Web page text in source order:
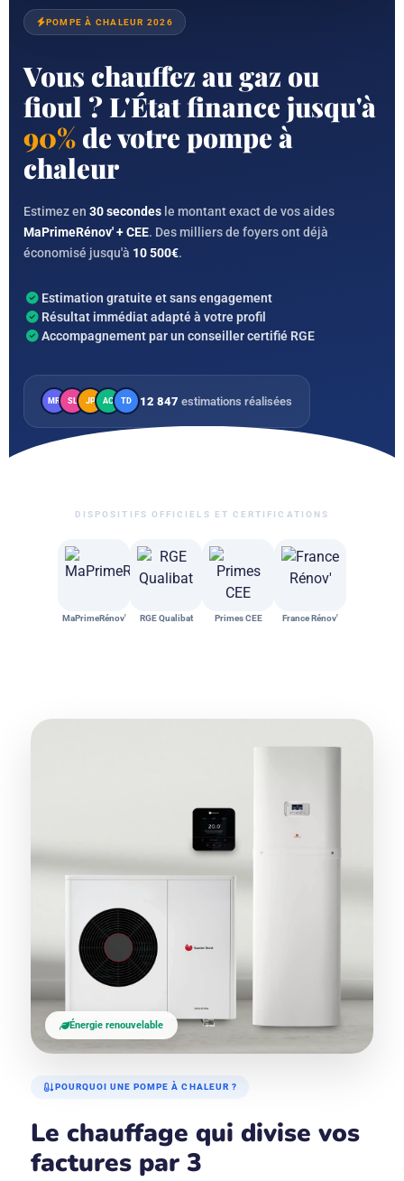
POMPE À CHALEUR 2026
Vous chauffez au gaz ou
fioul ? L'État finance jusqu'à
90% de votre pompe à
chaleur
Estimez en 30 secondes le montant exact de vos aides
MaPrimeRénov' + CEE. Des milliers de foyers ont déjà
économisé jusqu'à 10 500€.
Estimation gratuite et sans engagement
Résultat immédiat adapté à votre profil
Accompagnement par un conseiller certifié RGE
MR SL JP AC TD 12 847 estimations réalisées
DISPOSITIFS OFFICIELS ET CERTIFICATIONS
MaPrimeRénov' RGE Qualibat Primes CEE France Rénov'
Énergie renouvelable
POURQUOI UNE POMPE À CHALEUR ?
Le chauffage qui divise vos
factures par 3